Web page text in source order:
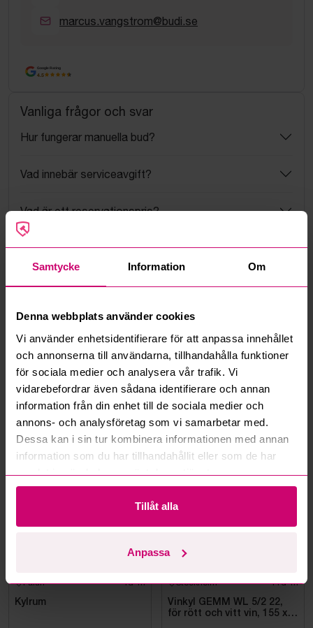
Samtycke Information Om
Denna webbplats använder cookies
Vi använder enhetsidentifierare för att anpassa innehållet
och annonserna till användarna, tillhandahålla funktioner
för sociala medier och analysera vår trafik. Vi
vidarebefordrar även sådana identifierare och annan
information från din enhet till de sociala medier och
annons- och analysföretag som vi samarbetar med.
Dessa kan i sin tur kombinera informationen med annan
information som du har tillhandahållit eller som de har
samlat in när du har använt deras tjänster.
Tillåt alla
Anpassa
marcus.vangstrom@budi.se
Google Rating
4.5
Vanliga frågor och svar
Hur fungerar manuella bud?
Vad innebär serviceavgift?
Vad är ett reservationspris?
Hur fungerar maxbud?
Hur fungerar budmotorn?
Kan jag ångra ett bud?
Kan ni frakta mina vunna objekt?
Läs fler frågor och svar
Mer från samma kategori
Falun 4d 4h
Kylrum
Stockholm 11d 4h
Vinkyl GEMM WL 5/2 22,
för rött och vitt vin, 155 x